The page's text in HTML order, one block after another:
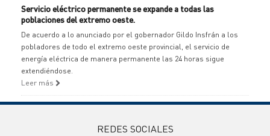
Servicio eléctrico permanente se expande a todas las
poblaciones del extremo oeste.
De acuerdo a lo anunciado por el gobernador Gildo Insfrán a los
pobladores de todo el extremo oeste provincial, el servicio de
energía eléctrica de manera permanente las 24 horas sigue
extendiéndose.
Leer más
REDES SOCIALES